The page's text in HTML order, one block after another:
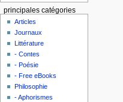
principales catégories
Articles
Journaux
Littérature
- Contes
- Poésie
- Free eBooks
Philosophie
- Aphorismes